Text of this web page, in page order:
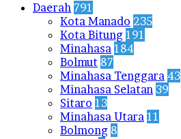
Daerah 791
Kota Manado 235
Kota Bitung 191
Minahasa 184
Bolmut 87
Minahasa Tenggara 43
Minahasa Selatan 39
Sitaro 13
Minahasa Utara 11
Bolmong 8